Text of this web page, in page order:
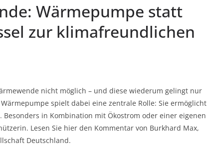
Wärmepumpe statt
zur klimafreundlichen
nicht möglich – und diese wiederum gelingt nur
spielt dabei eine zentrale Rolle: Sie ermöglicht
Besonders in Kombination mit Ökostrom oder einer eigenen
Lesen Sie hier den Kommentar von Burkhard Max,
Deutschland.